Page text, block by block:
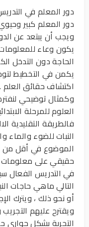
دور المعلم في
دور المعلم كبير
ويجب أن يبتعد عن
يكون وعاء
الحاجة دون التدخل
يكمن في التخطيط
اكتشاف حقائق العلم .
وكمثال توضيحي
العلوم للمرحلة
فالطريقة التقليدية
النبات للضوء والماء
الموضوع في أقل من
حقيقي على معلومات
في التدريس الفعال
التالي ماهي حاجات
أو نحو ذلك ، ويترك
ويقترح عليهم
التجربة بشكل